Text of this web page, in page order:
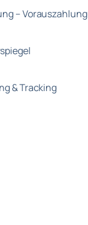
– Vorauszahlung
& Tracking